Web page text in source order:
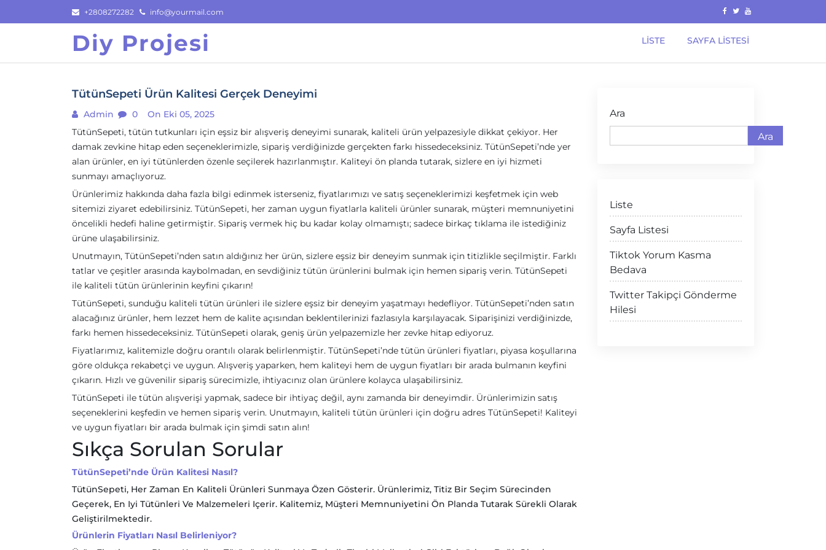
to
+2808272282 info@yourmail.com
Diy Projesi LISTE SAYFA LISTESI
TütünSepeti Ürün Kalitesi Gerçek Deneyimi
Admin 0
On Eki 05, 2025
TütünSepeti, tütün tutkunları için eşsiz bir alışveriş deneyimi sunarak, kaliteli ürün yelpazesiyle dikkat çekiyor. Her
damak zevkine hitap eden seçeneklerimizle, sipariş verdiğinizde gerçekten farkı hissedeceksiniz. TütünSepeti’nde yer
alan ürünler, en iyi tütünlerden özenle seçilerek hazırlanmıştır. Kaliteyi ön planda tutarak, sizlere en iyi hizmeti
sunmayı amaçlıyoruz.
Ürünlerimiz hakkında daha fazla bilgi edinmek isterseniz, fiyatlarımızı ve satış seçeneklerimizi keşfetmek için web
sitemizi ziyaret edebilirsiniz. TütünSepeti, her zaman uygun fiyatlarla kaliteli ürünler sunarak, müşteri memnuniyetini
öncelikli hedefi haline getirmiştir. Sipariş vermek hiç bu kadar kolay olmamıştı; sadece birkaç tıklama ile istediğiniz
ürüne ulaşabilirsiniz.
Unutmayın, TütünSepeti’nden satın aldığınız her ürün, sizlere eşsiz bir deneyim sunmak için titizlikle seçilmiştir. Farklı
tatlar ve çeşitler arasında kaybolmadan, en sevdiğiniz tütün ürünlerini bulmak için hemen sipariş verin. TütünSepeti
ile kaliteli tütün ürünlerinin keyfini çıkarın!
TütünSepeti, sunduğu kaliteli tütün ürünleri ile sizlere eşsiz bir deneyim yaşatmayı hedefliyor. TütünSepeti’nden satın
alacağınız ürünler, hem lezzet hem de kalite açısından beklentilerinizi fazlasıyla karşılayacak. Siparişinizi verdiğinizde,
farkı hemen hissedeceksiniz. TütünSepeti olarak, geniş ürün yelpazemizle her zevke hitap ediyoruz.
Fiyatlarımız, kalitemizle doğru orantılı olarak belirlenmiştir. TütünSepeti’nde tütün ürünleri fiyatları, piyasa koşullarına
göre oldukça rekabetçi ve uygun. Alışveriş yaparken, hem kaliteyi hem de uygun fiyatları bir arada bulmanın keyfini
çıkarın. Hızlı ve güvenilir sipariş sürecimizle, ihtiyacınız olan ürünlere kolayca ulaşabilirsiniz.
TütünSepeti ile tütün alışverişi yapmak, sadece bir ihtiyaç değil, aynı zamanda bir deneyimdir. Ürünlerimizin satış
seçeneklerini keşfedin ve hemen sipariş verin. Unutmayın, kaliteli tütün ürünleri için doğru adres TütünSepeti! Kaliteyi
ve uygun fiyatları bir arada bulmak için şimdi satın alın!
Sıkça Sorulan Sorular
TütünSepeti’nde Ürün Kalitesi Nasıl?
TütünSepeti, Her Zaman En Kaliteli Ürünleri Sunmaya Özen Gösterir. Ürünlerimiz, Titiz Bir Seçim Sürecinden
Geçerek, En Iyi Tütünleri Ve Malzemeleri Içerir. Kalitemiz, Müşteri Memnuniyetini Ön Planda Tutarak Sürekli Olarak
Geliştirilmektedir.
Ürünlerin Fiyatları Nasıl Belirleniyor?
Ara
Ara
Liste
Sayfa Listesi
Tiktok Yorum Kasma
Bedava
Twitter Takipçi Gönderme
Hilesi